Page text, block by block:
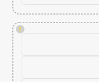
!